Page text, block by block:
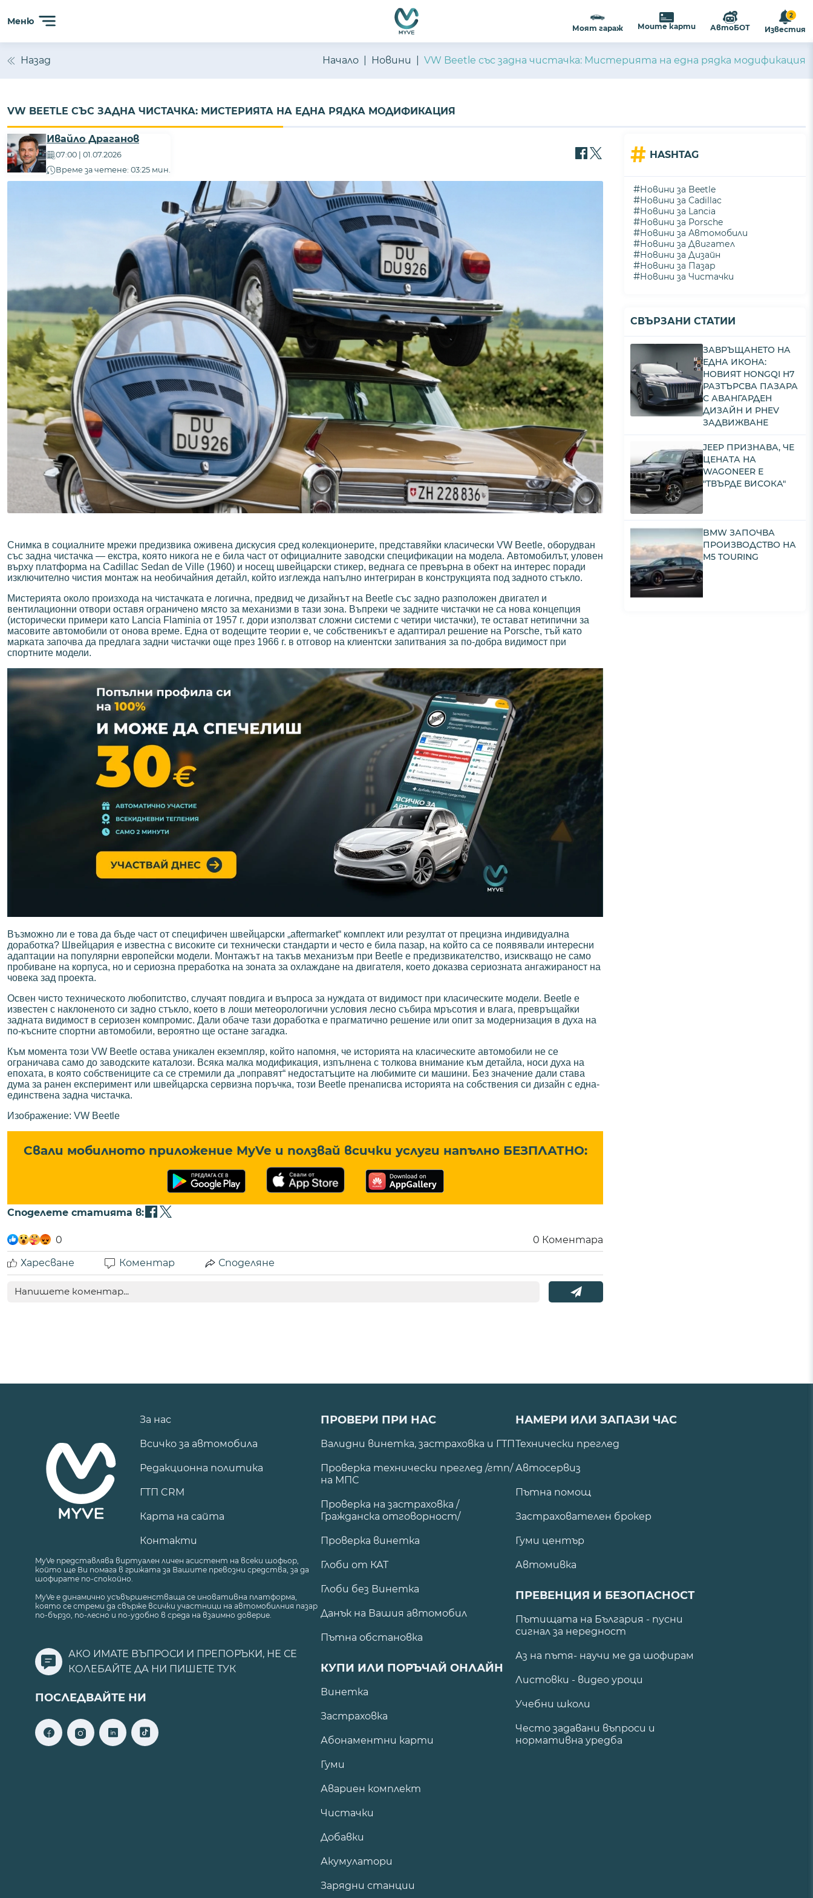
Меню
Моят гараж Моите карти АвтоБОТ
2
Известия
Назад Начало Новини VW Beetle със задна чистачка: Мистерията на една рядка модификация
VW BEETLE СЪС ЗАДНА ЧИСТАЧКА: МИСТЕРИЯТА НА ЕДНА РЯДКА МОДИФИКАЦИЯ
Ивайло Драганов
07:00 | 01.07.2026
Време за четене: 03:25 мин.
Снимка в социалните мрежи предизвика оживена дискусия сред колекционерите, представяйки класически VW Beetle, оборудван
със задна чистачка — екстра, която никога не е била част от официалните заводски спецификации на модела. Автомобилът, уловен
върху платформа на Cadillac Sedan de Ville (1960) и носещ швейцарски стикер, веднага се превърна в обект на интерес поради
изключително чистия монтаж на необичайния детайл, който изглежда напълно интегриран в конструкцията под задното стъкло.
Мистерията около произхода на чистачката е логична, предвид че дизайнът на Beetle със задно разположен двигател и
вентилационни отвори оставя ограничено място за механизми в тази зона. Въпреки че задните чистачки не са нова концепция
(исторически примери като Lancia Flaminia от 1957 г. дори използват сложни системи с четири чистачки), те остават нетипични за
масовите автомобили от онова време. Една от водещите теории е, че собственикът е адаптирал решение на Porsche, тъй като
марката започва да предлага задни чистачки още през 1966 г. в отговор на клиентски запитвания за по-добра видимост при
спортните модели.
Възможно ли е това да бъде част от специфичен швейцарски „aftermarket“ комплект или резултат от прецизна индивидуална
доработка? Швейцария е известна с високите си технически стандарти и често е била пазар, на който са се появявали интересни
адаптации на популярни европейски модели. Монтажът на такъв механизъм при Beetle е предизвикателство, изискващо не само
пробиване на корпуса, но и сериозна преработка на зоната за охлаждане на двигателя, което доказва сериозната ангажираност на
човека зад проекта.
Освен чисто техническото любопитство, случаят повдига и въпроса за нуждата от видимост при класическите модели. Beetle е
известен с наклоненото си задно стъкло, което в лоши метеорологични условия лесно събира мръсотия и влага, превръщайки
задната видимост в сериозен компромис. Дали обаче тази доработка е прагматично решение или опит за модернизация в духа на
по-късните спортни автомобили, вероятно ще остане загадка.
Към момента този VW Beetle остава уникален екземпляр, който напомня, че историята на класическите автомобили не се
ограничава само до заводските каталози. Всяка малка модификация, изпълнена с толкова внимание към детайла, носи духа на
епохата, в която собствениците са се стремили да „поправят“ недостатъците на любимите си машини. Без значение дали става
дума за ранен експеримент или швейцарска сервизна поръчка, този Beetle пренаписва историята на собствения си дизайн с една-
единствена задна чистачка.
Изображение: VW Beetle
Свали мобилното приложение MyVe и ползвай всички услуги напълно БЕЗПЛАТНО:
Споделете статията в:
0 0 Коментара
Харесване
Коментар Споделяне
# HASHTAG
#Новини за Beetle
#Новини за Cadillac
#Новини за Lancia
#Новини за Porsche
#Новини за Автомобили
#Новини за Двигател
#Новини за Дизайн
#Новини за Пазар
#Новини за Чистачки
СВЪРЗАНИ СТАТИИ
ЗАВРЪЩАНЕТО НА
ЕДНА ИКОНА:
НОВИЯТ HONGQI H7
РАЗТЪРСВА ПАЗАРА
С АВАНГАРДЕН
ДИЗАЙН И PHEV
ЗАДВИЖВАНЕ
JEEP ПРИЗНАВА, ЧЕ
ЦЕНАТА НА
WAGONEER Е
"ТВЪРДЕ ВИСОКА"
BMW ЗАПОЧВА
ПРОИЗВОДСТВО НА
M5 TOURING
За нас
Всичко за автомобила
Редакционна политика
ГТП CRM
Карта на сайта
Контакти
MyVe представлява виртуален личен асистент на всеки шофьор,
който ще Ви помага в грижата за Вашите превозни средства, за да
шофирате по-спокойно.
MyVe е динамично усъвършенстваща се иновативна платформа,
която се стреми да свърже всички участници на автомобилния пазар
по-бързо, по-лесно и по-удобно в среда на взаимно доверие.
АКО ИМАТЕ ВЪПРОСИ И ПРЕПОРЪКИ, НЕ СЕ
КОЛЕБАЙТЕ ДА НИ ПИШЕТЕ ТУК
ПОСЛЕДВАЙТЕ НИ
ПРОВЕРИ ПРИ НАС
Валидни винетка, застраховка и ГТП
Проверка технически преглед /гтп/
на МПС
Проверка на застраховка /
Гражданска отговорност/
Проверка винетка
Глоби от КАТ
Глоби без Винетка
Данък на Вашия автомобил
Пътна обстановка
КУПИ ИЛИ ПОРЪЧАЙ ОНЛАЙН
Винетка
Застраховка
Абонаментни карти
Гуми
Авариен комплект
Чистачки
Добавки
Акумулатори
Зарядни станции
НАМЕРИ ИЛИ ЗАПАЗИ ЧАС
Технически преглед
Автосервиз
Пътна помощ
Застрахователен брокер
Гуми център
Автомивка
ПРЕВЕНЦИЯ И БЕЗОПАСНОСТ
Пътищата на България - пусни
сигнал за нередност
Аз на пътя- научи ме да шофирам
Листовки - видео уроци
Учебни школи
Често задавани въпроси и
нормативна уредба